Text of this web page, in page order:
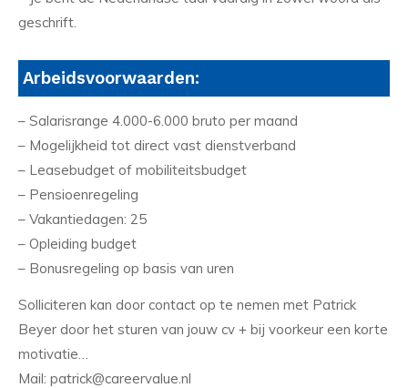
geschrift.
Arbeidsvoorwaarden:
– Salarisrange 4.000-6.000 bruto per maand
– Mogelijkheid tot direct vast dienstverband
– Leasebudget of mobiliteitsbudget
– Pensioenregeling
– Vakantiedagen: 25
– Opleiding budget
– Bonusregeling op basis van uren
Solliciteren kan door contact op te nemen met Patrick
Beyer door het sturen van jouw cv + bij voorkeur een korte
motivatie…
Mail: patrick@careervalue.nl